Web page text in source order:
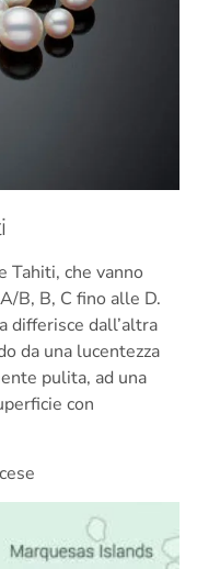
Tahiti, che vanno
B, B, C fino alle D.
differisce dall’altra
da una lucentezza
pulita, ad una
con